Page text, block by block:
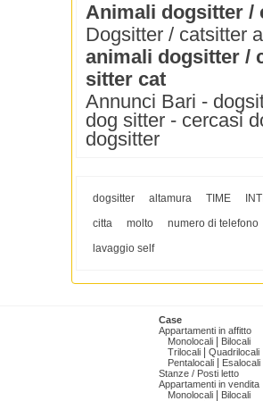
Animali dogsitter /
Dogsitter / catsitter
animali dogsitter /
sitter cat
Annunci Bari -
dog sitter - cercasi
dogsitter
dogsitter altamura TIME
citta
molto
numero di telefono
lavaggio self
Case
Appartamenti in affitto
Monolocali
Bilocali
Trilocali
Quadrilocali
Pentalocali
Esalocali
Stanze / Posti letto
Appartamenti in vendita
Monolocali
Bilocali